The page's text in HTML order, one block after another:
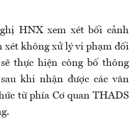
HNX xem xét bối cảnh
xét không xử lý vi phạm đối
thực hiện công bố thông
khi nhận được các văn
từ phía Cơ quan THADS